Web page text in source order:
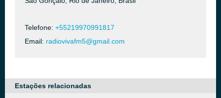
Telefone: +55219970991817
Email: radiovivafm5@gmail.com
Estações relacionadas